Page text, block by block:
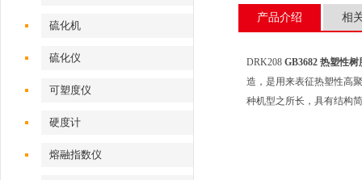
硫化机
硫化仪
可塑度仪
硬度计
熔融指数仪
产品介绍 相
DRK208 GB3682 热塑性
造，是用来表征热塑性高
种机型之所长，具有结构